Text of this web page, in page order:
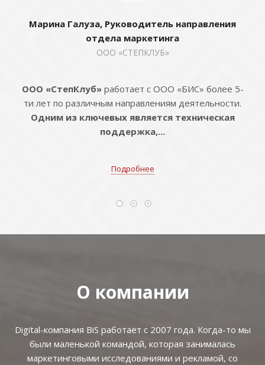
Марина Галуза, Руководитель направления
отдела маркетинга
ООО «СТЕПКЛУБ»
ООО «СтепКлуб»работает с ООО «БИС» более 5-
ти лет по различным направлениям деятельности.
Одним из ключевых является техническая
поддержка,...
Подробнее
О компании
Digital-компания BiS работает с 2007 года. Когда-то мы
были маленькой командой, которая занималась
маркетинговыми исследованиями и рекламой, со